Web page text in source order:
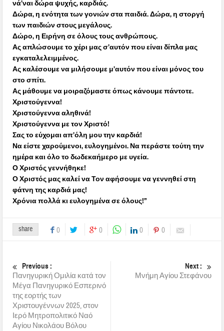
νά’ναι δώρα ψυχής, καρδιάς.
Δώρα, η ενότητα των γονιών στα παιδιά. Δώρα, η στοργή
των παιδιών στους μεγάλους.
Δώρο, η Ειρήνη σε όλους τους ανθρώπους.
Ας απλώσουμε το χέρι μας σ’αυτόν που είναι δίπλα μας
εγκαταλελειμμένος.
Ας καλέσουμε να μιλήσουμε μ’αυτόν που είναι μόνος του
στο σπίτι.
Ας μάθουμε να μοιραζόμαστε όπως κάνουμε πάντοτε.
Χριστούγεννα!
Χριστούγεννα αληθινά!
Χριστούγεννα με τον Χριστό!
Σας το εύχομαι απ’όλη μου την καρδιά!
Να είστε χαρούμενοι, ευλογημένοι. Να περάστε τούτη την
ημέρα και όλο το δωδεκαήμερο με υγεία.
Ο Χριστός γεννήθηκε!
Ο Χριστός μας καλεί να Τον αφήσουμε να γεννηθεί στη
φάτνη της καρδιά μας!
Χρόνια πολλά κι ευλογημένα σε όλους!”
share 0 0 0 0
Previous :
Πανηγυρική Ομιλία κατά τον
Μέγα Πανηγυρικό Εσπερινό
της εορτής των
Χριστουγέννων 2025, στον
Ιερό Μητροπολιτικό Ναό
Αγίου Νικολάου Βόλου
Next :
Μνήμη Αγίου Στεφάνου